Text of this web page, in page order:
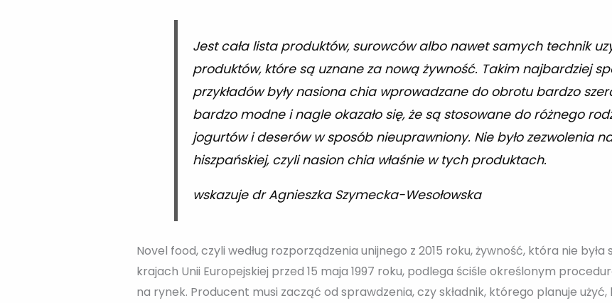
Jest cała lista produktów, surowców albo nawet samych technik
produktów, które są uznane za nową żywność. Takim najbardziej
przykładów były nasiona chia wprowadzane do obrotu bardzo
bardzo modne i nagle okazało się, że są stosowane do różnego
jogurtów i deserów w sposób nieuprawniony. Nie było zezwolenia
hiszpańskiej, czyli nasion chia właśnie w tych produktach.
wskazuje dr Agnieszka Szymecka-Wesołowska
Novel food, czyli według rozporządzenia unijnego z 2015 roku, żywność, która nie
krajach Unii Europejskiej przed 15 maja 1997 roku, podlega ściśle określonym
na rynek. Producent musi zacząć od sprawdzenia, czy składnik, którego planuje